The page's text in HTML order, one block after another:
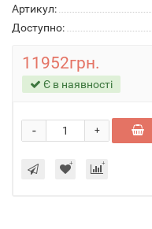
Артикул:
Доступно:
11952грн.
Є в наявності
+
-